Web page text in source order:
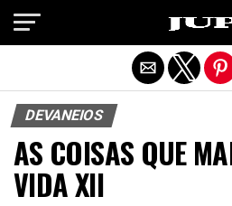
DEVANEIOS
AS COISAS QUE
VIDA XII
Exit mobile